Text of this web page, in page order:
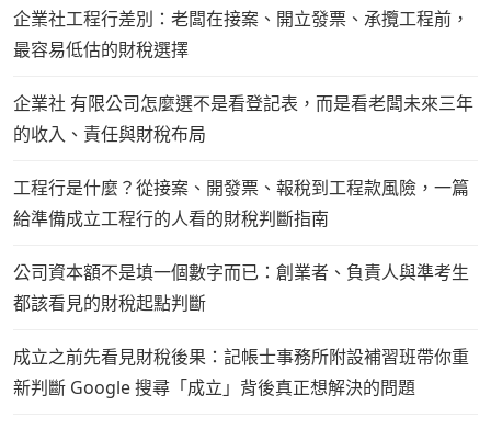
企業社工程行差別：老闆在接案、開立發票、承攬工程前，
最容易低估的財稅選擇
企業社 有限公司怎麼選不是看登記表，而是看老闆未來三年
的收入、責任與財稅布局
工程行是什麼？從接案、開發票、報稅到工程款風險，一篇
給準備成立工程行的人看的財稅判斷指南
公司資本額不是填一個數字而已：創業者、負責人與準考生
都該看見的財稅起點判斷
成立之前先看見財稅後果：記帳士事務所附設補習班帶你重
新判斷 Google 搜尋「成立」背後真正想解決的問題